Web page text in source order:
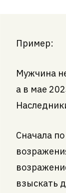
Пример:
Мужчина
а в мае
Сначала
взыскать